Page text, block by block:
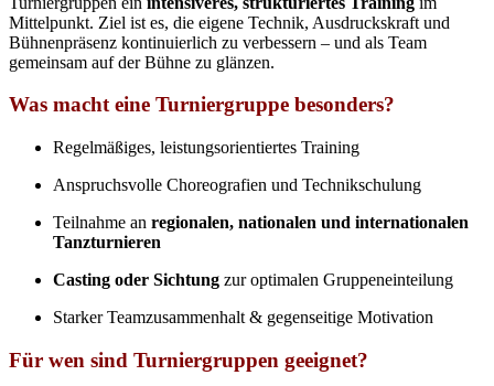
Mittelpunkt. Ziel ist es, die eigene Technik, Ausdruckskraft und
Bühnenpräsenz kontinuierlich zu verbessern – und als Team
gemeinsam auf der Bühne zu glänzen.
Was macht eine Turniergruppe besonders?
Regelmäßiges, leistungsorientiertes Training
Anspruchsvolle Choreografien und Technikschulung
Teilnahme an regionalen, nationalen und internationalen
Tanzturnieren
Casting oder Sichtung zur optimalen Gruppeneinteilung
Starker Teamzusammenhalt & gegenseitige Motivation
Für wen sind Turniergruppen geeignet?